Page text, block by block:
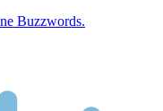
Buzzwords.